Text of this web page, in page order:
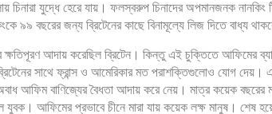
চিনারা যুদ্ধে হেরে যায়। ফলস্বরুপ চিনাদের অপমানজনক
৯৯ বছরের জন্য ব্রিটেনের কাছে বিনামূল্যে লিজ দিতে বাধ্য
আদায় করেছিল ব্রিটেন। কিন্তু এই চুক্তিতে আফিমের
সাথে ফ্রান্স ও আমেরিকার মত পরাশক্তিগুলোও যোগ দেয়।
বাণিজ্যের বৈধতা আদায় করে নেয়। মাত্র কয়েক বছরের
আফিমের প্রভাবে চীনে মারা যায় কয়েক লক্ষ মানুষ। শেষ